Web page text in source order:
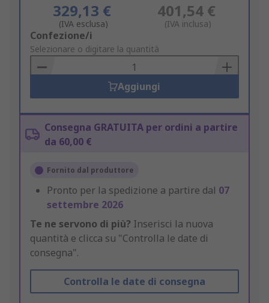
329,13 €
(IVA esclusa)
401,54 €
(IVA inclusa)
Add
to
Basket
Confezione/i
Selezionare o digitare la quantità
Aggiungi
Consegna GRATUITA per ordini a partire
da 60,00 €
Fornito dal produttore
Pronto per la spedizione a partire dal 07
settembre 2026
Te ne servono di più? Inserisci la nuova
quantità e clicca su "Controlla le date di
consegna".
Controlla le date di consegna